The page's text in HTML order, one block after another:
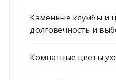
Каменные клумбы и
долговечность и
Комнатные цветы